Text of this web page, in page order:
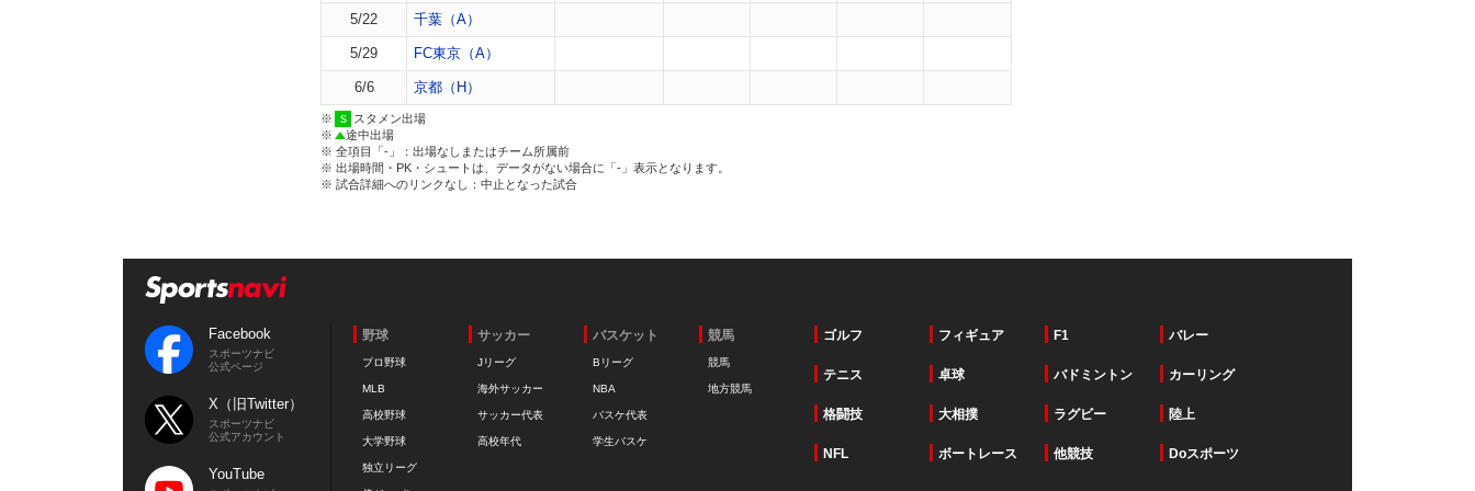
5/22 千葉（A）
5/29 FC東京（A）
6/6 京都（H）
※
スタメン出場
※
途中出場
※ 全項目「-」：出場なしまたはチーム所属前
※ 出場時間・PK・シュートは、データがない場合に「-」表示となります。
※ 試合詳細へのリンクなし：中止となった試合
Facebook
スポーツナビ
公式ページ
X（旧Twitter）
スポーツナビ
公式アカウント
YouTube
野球
プロ野球
MLB
高校野球
大学野球
独立リーグ
サッカー
Jリーグ
海外サッカー
サッカー代表
高校年代
バスケット
Bリーグ
NBA
バスケ代表
学生バスケ
競馬
競馬
地方競馬
ゴルフ フィギュア F1 バレー
テニス 卓球 バドミントン カーリング
格闘技 大相撲 ラグビー 陸上
NFL ボートレース 他競技 Doスポーツ